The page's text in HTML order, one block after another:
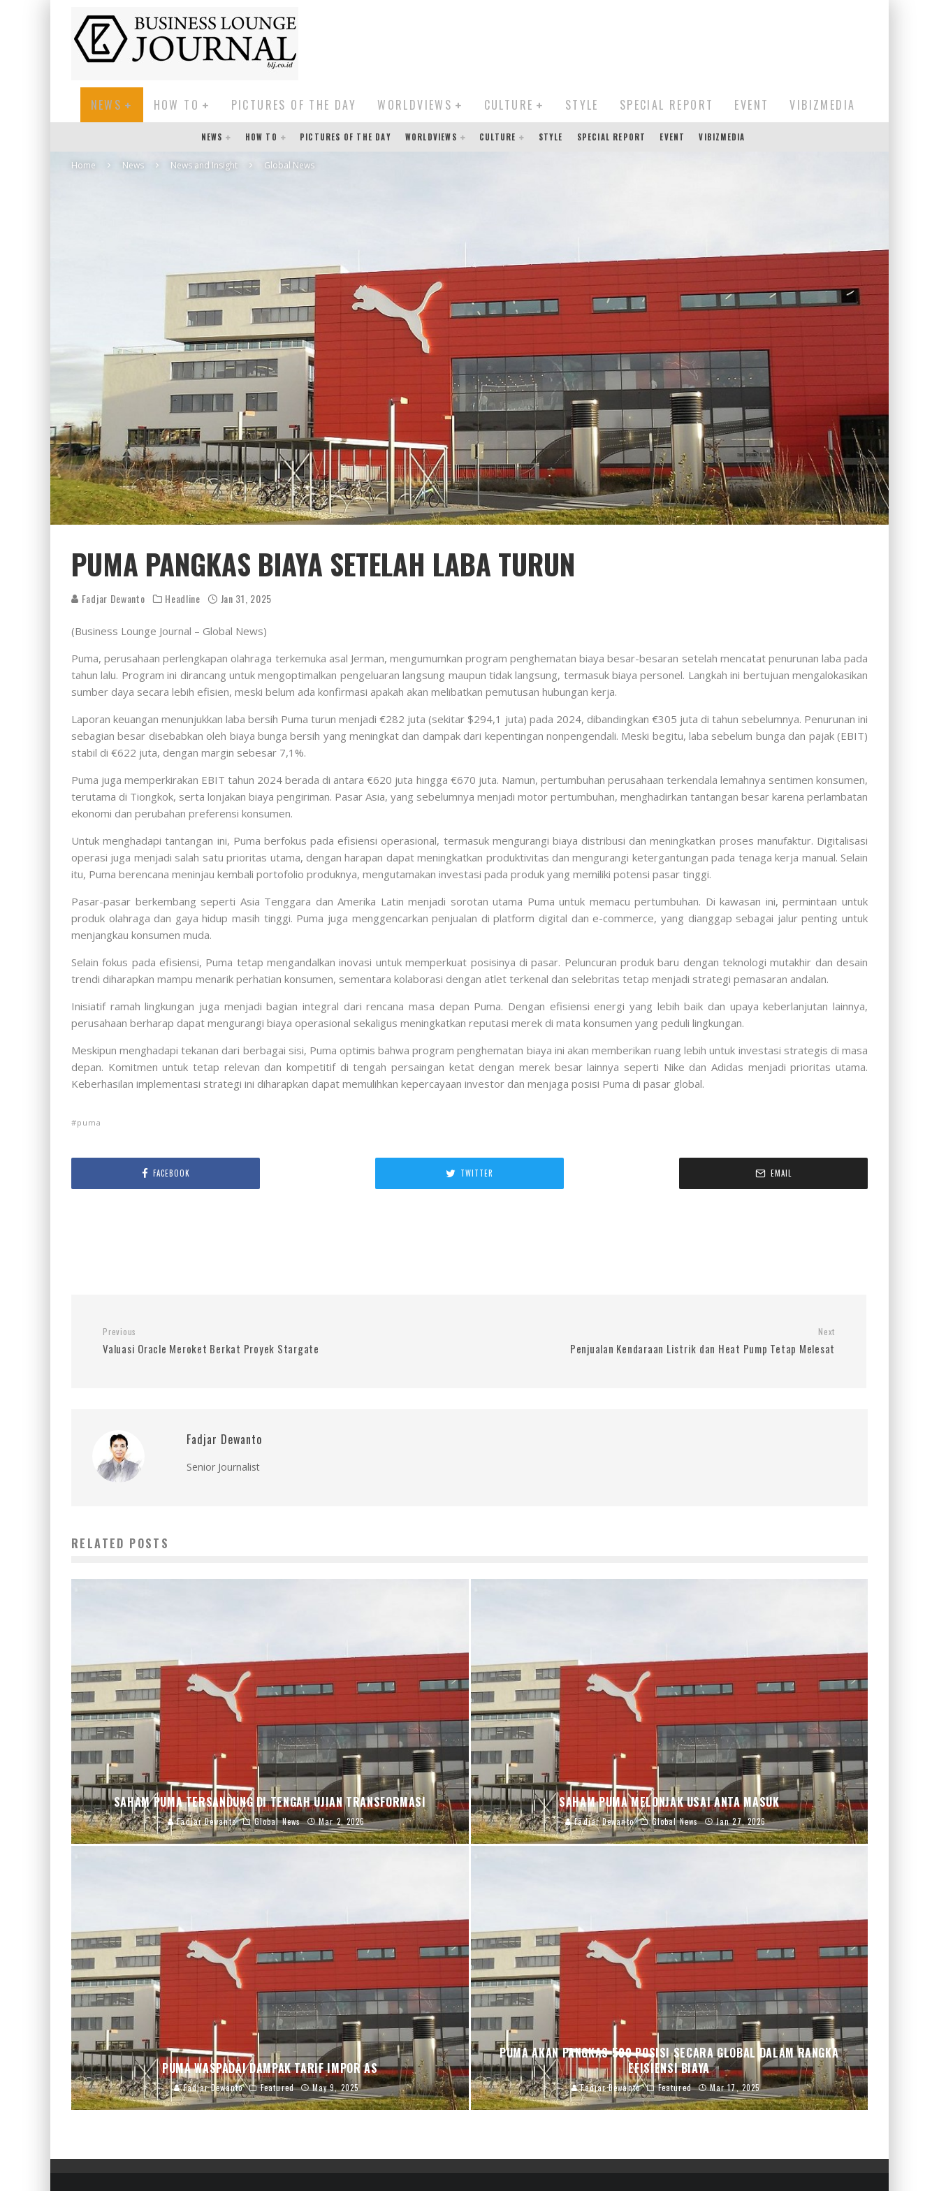
NEWS HOW TO PICTURES OF THE DAY WORLDVIEWS CULTURE STYLE SPECIAL REPORT EVENT VIBIZMEDIA
NEWS HOW TO PICTURES OF THE DAY WORLDVIEWS CULTURE STYLE SPECIAL REPORT EVENT VIBIZMEDIA
Home News News and Insight Global News
PUMA PANGKAS BIAYA SETELAH LABA TURUN
Fadjar Dewanto Headline Jan 31, 2025
(Business Lounge Journal – Global News)
Puma, perusahaan perlengkapan olahraga terkemuka asal Jerman, mengumumkan program penghematan biaya besar-besaran setelah mencatat penurunan laba pada
tahun lalu. Program ini dirancang untuk mengoptimalkan pengeluaran langsung maupun tidak langsung, termasuk biaya personel. Langkah ini bertujuan mengalokasikan
sumber daya secara lebih efisien, meski belum ada konfirmasi apakah akan melibatkan pemutusan hubungan kerja.
Laporan keuangan menunjukkan laba bersih Puma turun menjadi €282 juta (sekitar $294,1 juta) pada 2024, dibandingkan €305 juta di tahun sebelumnya. Penurunan ini
sebagian besar disebabkan oleh biaya bunga bersih yang meningkat dan dampak dari kepentingan nonpengendali. Meski begitu, laba sebelum bunga dan pajak (EBIT)
stabil di €622 juta, dengan margin sebesar 7,1%.
Puma juga memperkirakan EBIT tahun 2024 berada di antara €620 juta hingga €670 juta. Namun, pertumbuhan perusahaan terkendala lemahnya sentimen konsumen,
terutama di Tiongkok, serta lonjakan biaya pengiriman. Pasar Asia, yang sebelumnya menjadi motor pertumbuhan, menghadirkan tantangan besar karena perlambatan
ekonomi dan perubahan preferensi konsumen.
Untuk menghadapi tantangan ini, Puma berfokus pada efisiensi operasional, termasuk mengurangi biaya distribusi dan meningkatkan proses manufaktur. Digitalisasi
operasi juga menjadi salah satu prioritas utama, dengan harapan dapat meningkatkan produktivitas dan mengurangi ketergantungan pada tenaga kerja manual. Selain
itu, Puma berencana meninjau kembali portofolio produknya, mengutamakan investasi pada produk yang memiliki potensi pasar tinggi.
Pasar-pasar berkembang seperti Asia Tenggara dan Amerika Latin menjadi sorotan utama Puma untuk memacu pertumbuhan. Di kawasan ini, permintaan untuk
produk olahraga dan gaya hidup masih tinggi. Puma juga menggencarkan penjualan di platform digital dan e-commerce, yang dianggap sebagai jalur penting untuk
menjangkau konsumen muda.
Selain fokus pada efisiensi, Puma tetap mengandalkan inovasi untuk memperkuat posisinya di pasar. Peluncuran produk baru dengan teknologi mutakhir dan desain
trendi diharapkan mampu menarik perhatian konsumen, sementara kolaborasi dengan atlet terkenal dan selebritas tetap menjadi strategi pemasaran andalan.
Inisiatif ramah lingkungan juga menjadi bagian integral dari rencana masa depan Puma. Dengan efisiensi energi yang lebih baik dan upaya keberlanjutan lainnya,
perusahaan berharap dapat mengurangi biaya operasional sekaligus meningkatkan reputasi merek di mata konsumen yang peduli lingkungan.
Meskipun menghadapi tekanan dari berbagai sisi, Puma optimis bahwa program penghematan biaya ini akan memberikan ruang lebih untuk investasi strategis di masa
depan. Komitmen untuk tetap relevan dan kompetitif di tengah persaingan ketat dengan merek besar lainnya seperti Nike dan Adidas menjadi prioritas utama.
Keberhasilan implementasi strategi ini diharapkan dapat memulihkan kepercayaan investor dan menjaga posisi Puma di pasar global.
puma
FACEBOOK TWITTER EMAIL
Previous
Valuasi Oracle Meroket Berkat Proyek Stargate
Next
Penjualan Kendaraan Listrik dan Heat Pump Tetap Melesat
Fadjar Dewanto
Senior Journalist
RELATED POSTS
SAHAM PUMA TERSANDUNG DI TENGAH UJIAN TRANSFORMASI
Fadjar Dewanto Global News Mar 2, 2026
SAHAM PUMA MELONJAK USAI ANTA MASUK
Fadjar Dewanto Global News Jan 27, 2026
PUMA WASPADAI DAMPAK TARIF IMPOR AS
Fadjar Dewanto Featured May 9, 2025
PUMA AKAN PANGKAS 500 POSISI SECARA GLOBAL DALAM RANGKA
EFISIENSI BIAYA
Fadjar Dewanto Featured Mar 17, 2025